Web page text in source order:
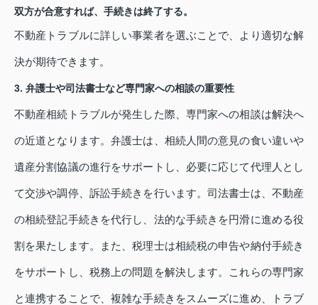
双方が合意すれば、手続きは終了する。
不動産トラブルに詳しい事業者を選ぶことで、より適切な解
決が期待できます。
3. 弁護士や司法書士など専門家への相談の重要性
不動産相続トラブルが発生した際、専門家への相談は解決へ
の近道となります。弁護士は、相続人間の意見の食い違いや
遺産分割協議の進行をサポートし、必要に応じて代理人とし
て交渉や調停、訴訟手続きを行います。司法書士は、不動産
の相続登記手続きを代行し、法的な手続きを円滑に進める役
割を果たします。また、税理士は相続税の申告や納付手続き
をサポートし、税務上の問題を解決します。これらの専門家
と連携することで、複雑な手続きをスムーズに進め、トラブ